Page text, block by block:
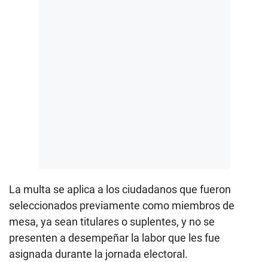
La multa se aplica a los ciudadanos que fueron
seleccionados previamente como miembros de
mesa, ya sean titulares o suplentes, y no se
presenten a desempeñar la labor que les fue
asignada durante la jornada electoral.